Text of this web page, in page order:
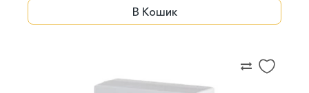
В Кошик